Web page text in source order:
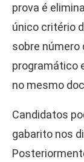
prova é
único critério
sobre número
programático
no mesmo
Candidatos
gabarito nos